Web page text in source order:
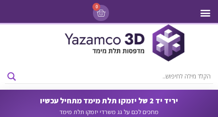
0
יריד יד 2 של יזמקו תלת מימד מתחיל עכשיו
מחכים לכם על גג משרדי יזמקו תלת מימד